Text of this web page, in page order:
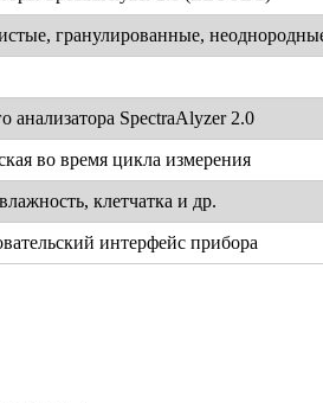
гранулированные,
анализатора SpectraAlyzer 2.0
во время цикла измерения
клетчатка и др.
интерфейс прибора